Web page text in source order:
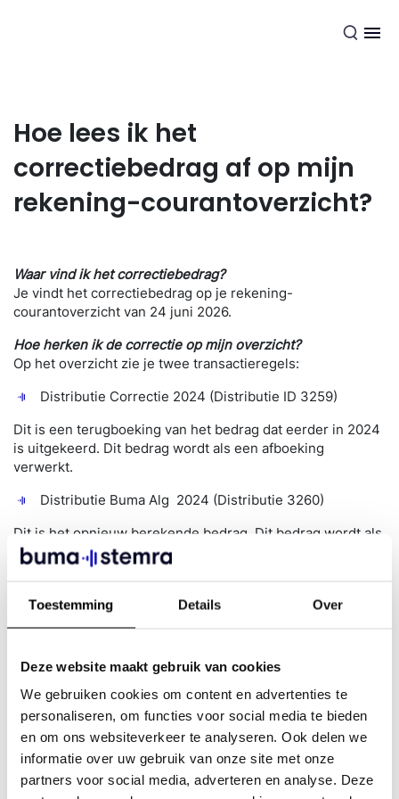
Toestemming Details Over
Deze website maakt gebruik van cookies
We gebruiken cookies om content en advertenties te
personaliseren, om functies voor social media te bieden
en om ons websiteverkeer te analyseren. Ook delen we
informatie over uw gebruik van onze site met onze
partners voor social media, adverteren en analyse. Deze
Hoe lees ik het
correctiebedrag af op mijn
rekening-courantoverzicht?
Waar vind ik het correctiebedrag?
Je vindt het correctiebedrag op je rekening-
courantoverzicht van 24 juni 2026.
Hoe herken ik de correctie op mijn overzicht?
Op het overzicht zie je twee transactieregels:
Distributie Correctie 2024 (Distributie ID 3259)
Dit is een terugboeking van het bedrag dat eerder in 2024
is uitgekeerd. Dit bedrag wordt als een afboeking
verwerkt.
Distributie Buma Alg 2024 (Distributie 3260)
Dit is het opnieuw berekende bedrag. Dit bedrag wordt als
een bijboeking verwerkt.
Het correctiebedrag is het verschil tussen:
Bedrag van Distributie 3260.
Wat betekent de uitkomst?
Is het verschil negatief? Dan heb je nog een bedrag
tegoed en ontvang je dit van ons.
Is het verschil positief? Dan heb je een bedrag te veel